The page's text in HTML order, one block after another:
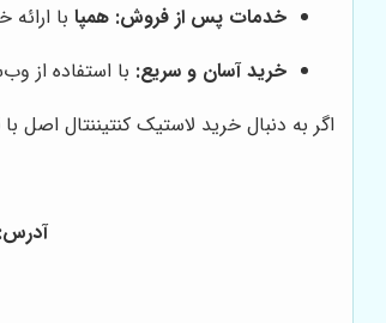
خدمات پس از فروش: همپابا
خرید آسان و سریع: با استفاده از
اگر به دنبال خرید لاستیک کنتیننتال
آدرس: